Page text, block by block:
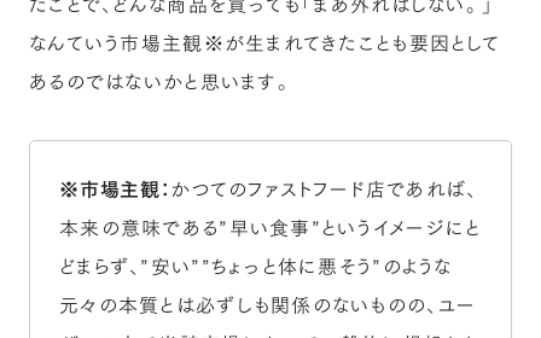
たことで、どんな商品を買っても「まあ外れはしない。」
なんていう市場主観※が生まれてきたことも要因として
あるのではないかと思います。
※市場主観： かつてのファストフード店であれば、
本来の意味である”早い食事”というイメージにと
どまらず、”安い””ちょっと体に悪そう”のような
元々の本質とは必ずしも関係のないものの、ユー